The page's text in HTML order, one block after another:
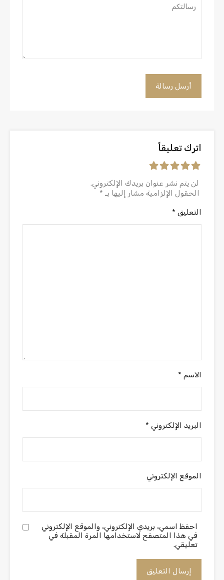
اترك تعليقاً
لن يتم نشر عنوان بريدك الإلكتروني.
الحقول الإلزامية مشار إليها بـ *
التعليق *
الاسم *
البريد الإلكتروني *
الموقع الإلكتروني
احفظ اسمي، بريدي الإلكتروني، والموقع الإلكتروني
في هذا المتصفح لاستخدامها المرة المقبلة في
تعليقي.